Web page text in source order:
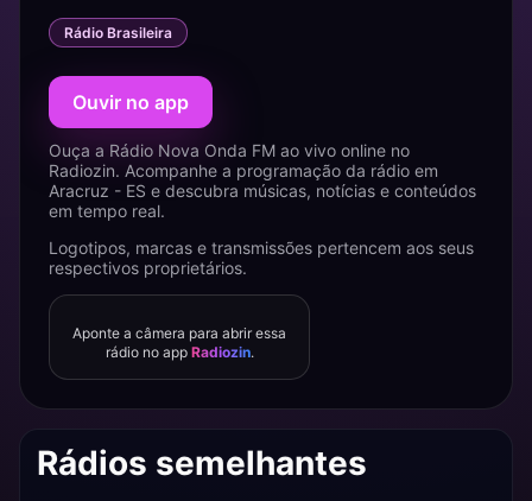
Rádio Brasileira
Ouvir no app
Ouça a Rádio Nova Onda FM ao vivo online no
Radiozin. Acompanhe a programação da rádio em
Aracruz - ES e descubra músicas, notícias e conteúdos
em tempo real.
Logotipos, marcas e transmissões pertencem aos seus
respectivos proprietários.
Aponte a câmera para abrir essa
rádio no app Radiozin.
Rádios semelhantes